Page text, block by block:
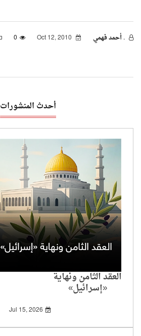
. أحمد فهمي 0
أحدث المنشورات
العقد الثامن ونهاية
«إسرائيل»
Jul 15, 2026